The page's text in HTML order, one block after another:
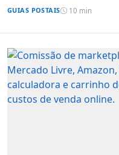
GUIAS POSTAIS 10 min